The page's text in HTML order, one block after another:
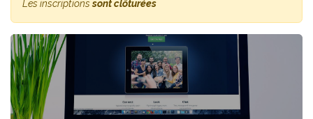
Les inscriptionssont clôturées